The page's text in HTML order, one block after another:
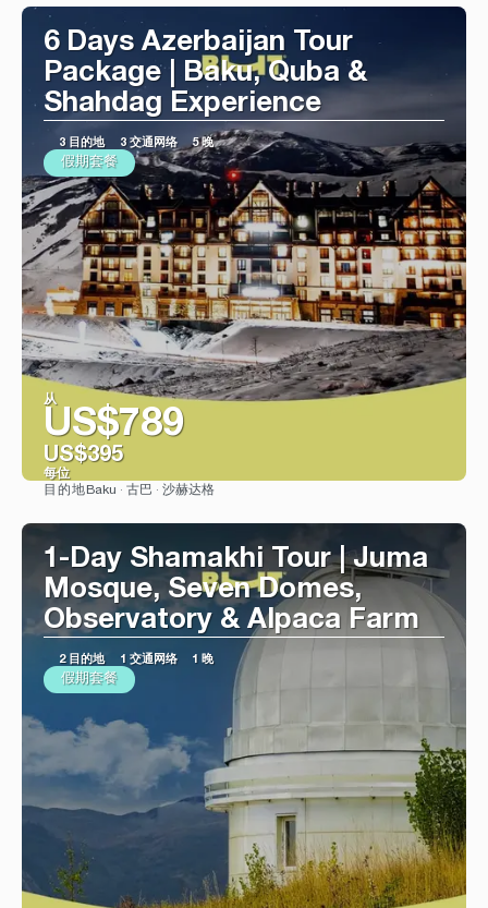
6 Days Azerbaijan Tour
Package | Baku, Quba &
Shahdag Experience
3 目的地 3 交通网络 5 晚
假期套餐
从
US$789
US$395
每位
目的地 Baku · 古巴 · 沙赫达格
1-Day Shamakhi Tour | Juma
Mosque, Seven Domes,
Observatory & Alpaca Farm
2 目的地 1 交通网络 1 晚
假期套餐